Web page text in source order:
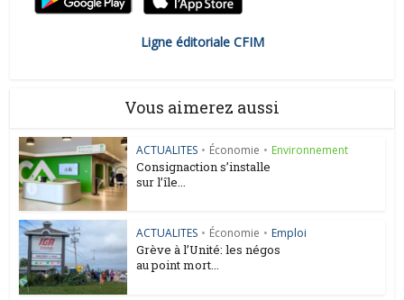
Ligne éditoriale CFIM
Vous aimerez aussi
ACTUALITES • Économie • Environnement
Consignaction s’installe
sur l’île...
ACTUALITES • Économie • Emploi
Grève à l’Unité: les négos
au point mort...